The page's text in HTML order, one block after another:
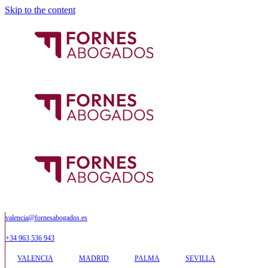
Skip to the content
valencia@fornesabogados.es
+34 963 536 943
VALENCIA MADRID PALMA SEVILLA